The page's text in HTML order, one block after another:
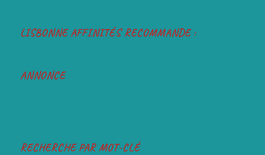
LISBONNE AFFINITÉS RECOMMANDE :
ANNONCE
RECHERCHE PAR MOT-CLÉ